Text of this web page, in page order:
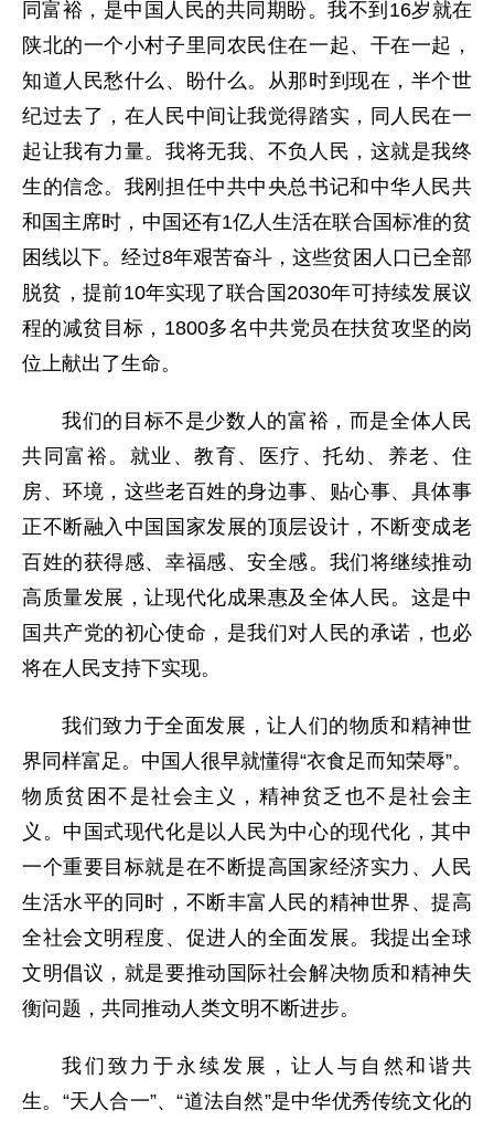
同富裕，是中国人民的共同期盼。我不到16岁就在
陕北的一个小村子里同农民住在一起、干在一起，
知道人民愁什么、盼什么。从那时到现在，半个世
纪过去了，在人民中间让我觉得踏实，同人民在一
起让我有力量。我将无我、不负人民，这就是我终
生的信念。我刚担任中共中央总书记和中华人民共
和国主席时，中国还有1亿人生活在联合国标准的贫
困线以下。经过8年艰苦奋斗，这些贫困人口已全部
脱贫，提前10年实现了联合国2030年可持续发展议
程的减贫目标，1800多名中共党员在扶贫攻坚的岗
位上献出了生命。
我们的目标不是少数人的富裕，而是全体人民
共同富裕。就业、教育、医疗、托幼、养老、住
房、环境，这些老百姓的身边事、贴心事、具体事
正不断融入中国国家发展的顶层设计，不断变成老
百姓的获得感、幸福感、安全感。我们将继续推动
高质量发展，让现代化成果惠及全体人民。这是中
国共产党的初心使命，是我们对人民的承诺，也必
将在人民支持下实现。
我们致力于全面发展，让人们的物质和精神世
界同样富足。中国人很早就懂得“衣食足而知荣辱”。
物质贫困不是社会主义，精神贫乏也不是社会主
义。中国式现代化是以人民为中心的现代化，其中
一个重要目标就是在不断提高国家经济实力、人民
生活水平的同时，不断丰富人民的精神世界、提高
全社会文明程度、促进人的全面发展。我提出全球
文明倡议，就是要推动国际社会解决物质和精神失
衡问题，共同推动人类文明不断进步。
我们致力于永续发展，让人与自然和谐共
生。“天人合一”、“道法自然”是中华优秀传统文化的